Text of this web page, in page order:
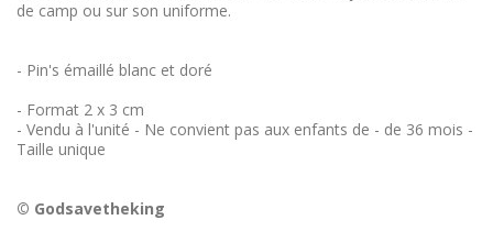
de camp ou sur son uniforme.
- Pin's émaillé blanc et doré
- Format 2 x 3 cm
- Vendu à l'unité - Ne convient pas aux enfants de - de 36 mois -
Taille unique
© Godsavetheking